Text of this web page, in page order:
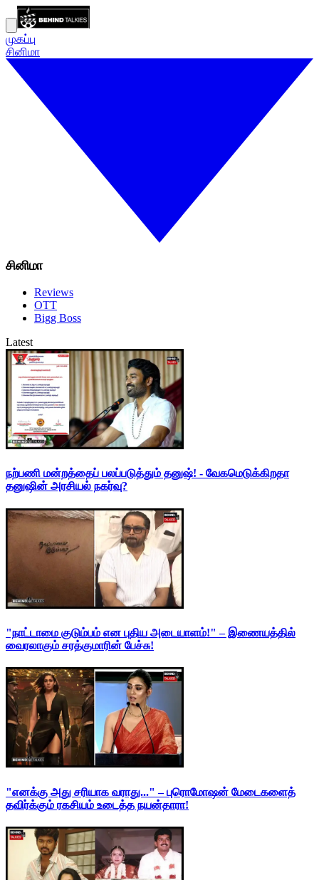
முகப்பு
சினிமா
சினிமா
Reviews
OTT
Bigg Boss
Latest
நற்பணி மன்றத்தைப் பலப்படுத்தும் தனுஷ்! - வேகமெடுக்கிறதா
தனுஷின் அரசியல் நகர்வு?
"நாட்டாமை குடும்பம் என புதிய அடையாளம்!" – இணையத்தில்
வைரலாகும் சரத்குமாரின் பேச்சு!
"எனக்கு அது சரியாக வராது..." – புரொமோஷன் மேடைகளைத்
தவிர்க்கும் ரகசியம் உடைத்த நயன்தாரா!